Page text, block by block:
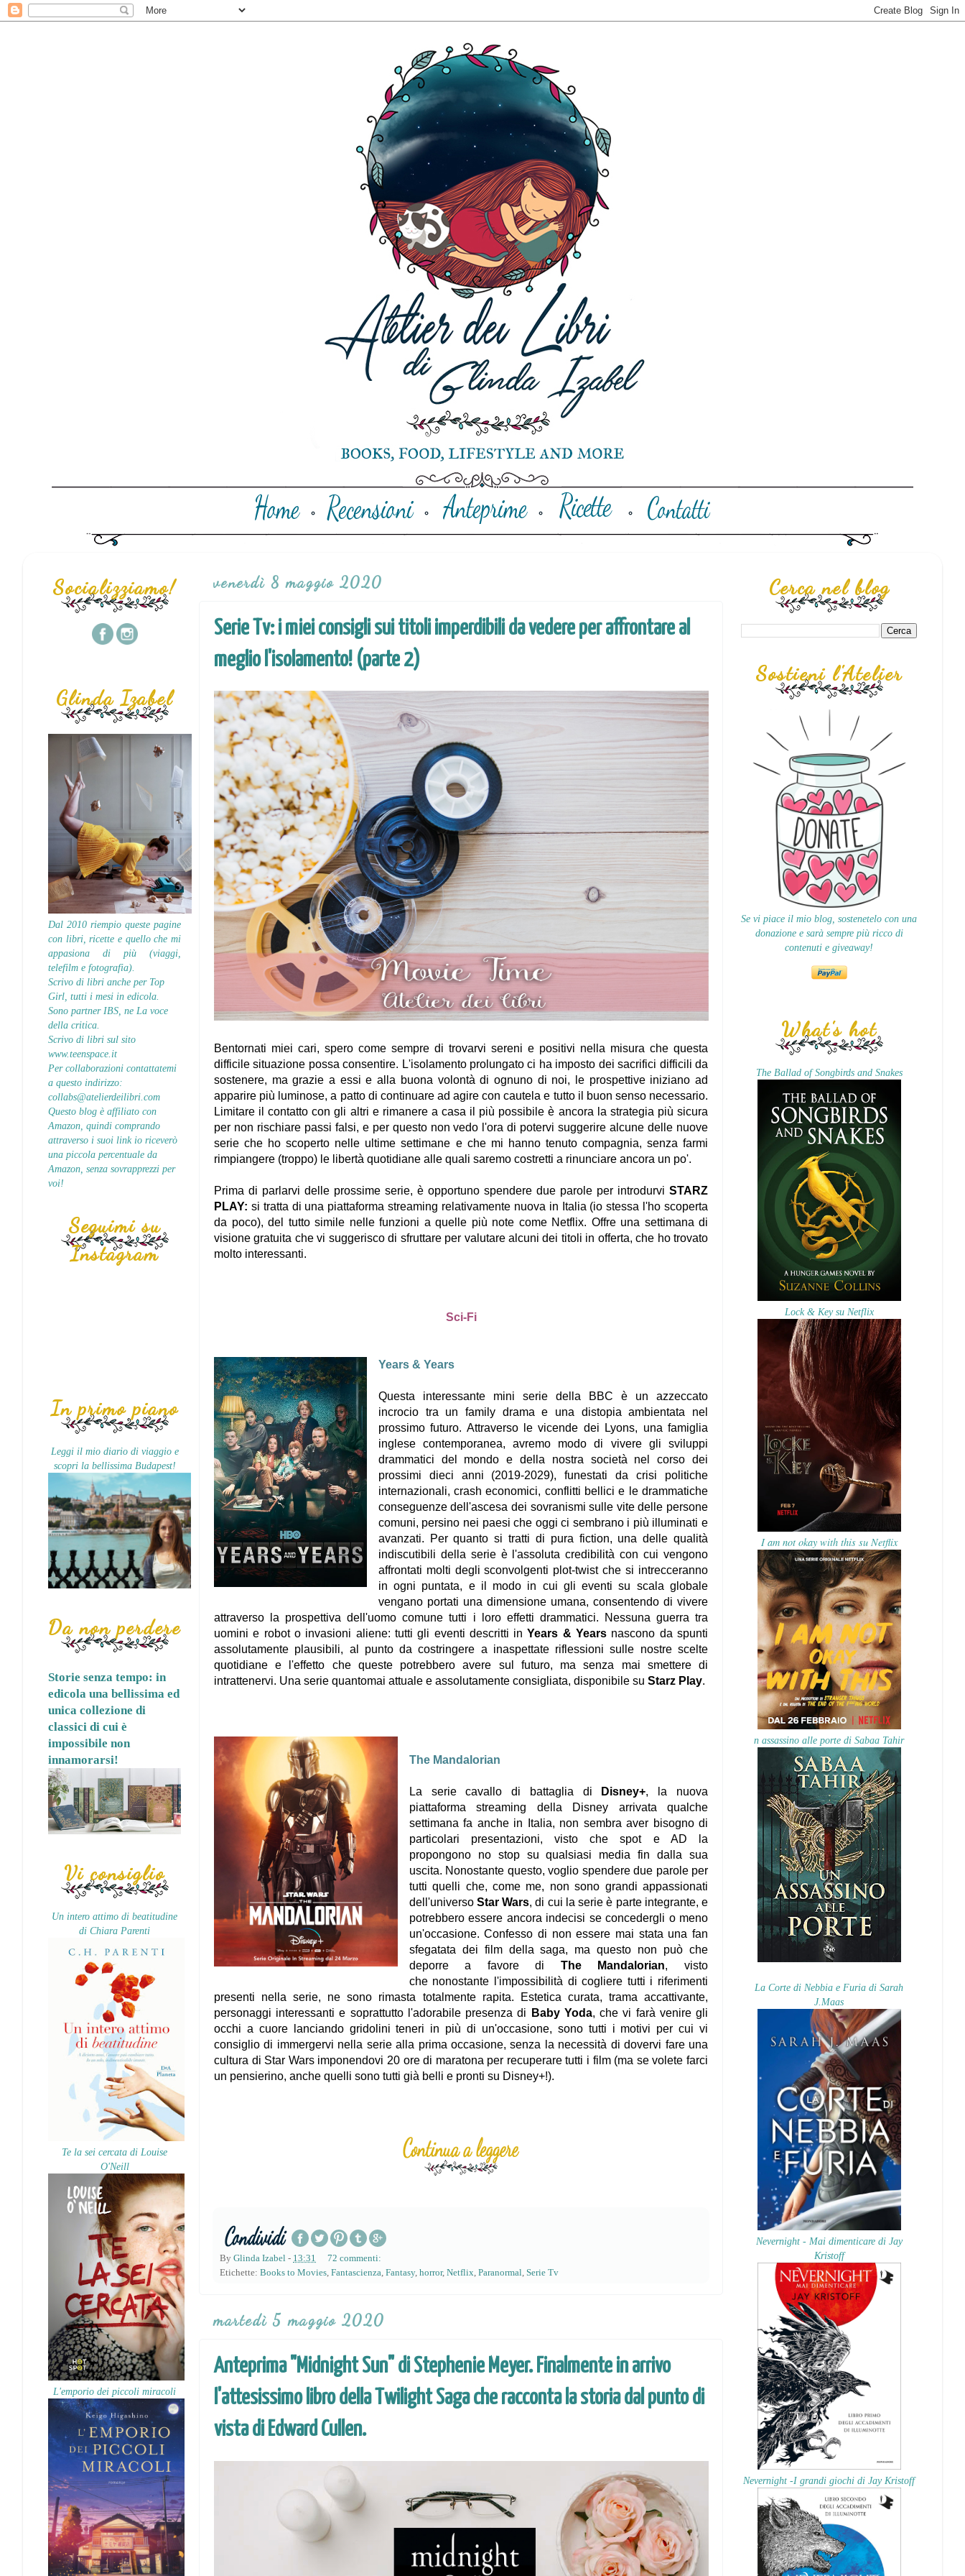
venerdì 8 maggio 2020
Serie Tv: i miei consigli sui titoli imperdibili da vedere per affrontare al
meglio l'isolamento! (parte 2)
Bentornati miei cari, spero come sempre di trovarvi sereni e positivi nella misura che questa
difficile situazione possa consentire. L'isolamento prolungato ci ha imposto dei sacrifici difficili da
sostenere, ma grazie a essi e alla buona volontà di ognuno di noi, le prospettive iniziano ad
apparire più luminose, a patto di continuare ad agire con cautela e tutto il buon senso necessario.
Limitare il contatto con gli altri e rimanere a casa il più possibile è ancora la strategia più sicura
per non rischiare passi falsi, e per questo non vedo l'ora di potervi suggerire alcune delle nuove
serie che ho scoperto nelle ultime settimane e che mi hanno tenuto compagnia, senza farmi
rimpiangere (troppo) le libertà quotidiane alle quali saremo costretti a rinunciare ancora un po'.
Prima di parlarvi delle prossime serie, è opportuno spendere due parole per introdurvi STARZ
PLAY: si tratta di una piattaforma streaming relativamente nuova in Italia (io stessa l'ho scoperta
da poco), del tutto simile nelle funzioni a quelle più note come Netflix. Offre una settimana di
visione gratuita che vi suggerisco di sfruttare per valutare alcuni dei titoli in offerta, che ho trovato
molto interessanti.
Sci-Fi
Years & Years
Questa interessante mini serie della BBC è un azzeccato
incrocio tra un family drama e una distopia ambientata nel
prossimo futuro. Attraverso le vicende dei Lyons, una famiglia
inglese contemporanea, avremo modo di vivere gli sviluppi
drammatici del mondo e della nostra società nel corso dei
prossimi dieci anni (2019-2029), funestati da crisi politiche
internazionali, crash economici, conflitti bellici e le drammatiche
conseguenze dell'ascesa dei sovranismi sulle vite delle persone
comuni, persino nei paesi che oggi ci sembrano i più illuminati e
avanzati. Per quanto si tratti di pura fiction, una delle qualità
indiscutibili della serie è l'assoluta credibilità con cui vengono
affrontati molti degli sconvolgenti plot-twist che si intrecceranno
in ogni puntata, e il modo in cui gli eventi su scala globale
vengano portati una dimensione umana, consentendo di vivere
attraverso la prospettiva dell'uomo comune tutti i loro effetti drammatici. Nessuna guerra tra
uomini e robot o invasioni aliene: tutti gli eventi descritti inYears & Years nascono da spunti
assolutamente plausibili, al punto da costringere a inaspettate riflessioni sulle nostre scelte
quotidiane e l'effetto che queste potrebbero avere sul futuro, ma senza mai smettere di
intrattenervi. Una serie quantomai attuale e assolutamente consigliata, disponibile su Starz Play.
The Mandalorian
La serie cavallo di battaglia di Disney+, la nuova
piattaforma streaming della Disney arrivata qualche
settimana fa anche in Italia, non sembra aver bisogno di
particolari presentazioni, visto che spot e AD la
propongono no stop su qualsiasi media fin dalla sua
uscita. Nonostante questo, voglio spendere due parole per
tutti quelli che, come me, non sono grandi appassionati
dell'universoStar Wars, di cui la serie è parte integrante, e
potrebbero essere ancora indecisi se concedergli o meno
un'occasione. Confesso di non essere mai stata una fan
sfegatata dei film della saga, ma questo non può che
deporre a favore di The Mandalorian, visto
che nonostante l'impossibilità di cogliere tutti i riferimenti
presenti nella serie, ne sono rimasta totalmente rapita. Estetica curata, trama accattivante,
personaggi interessanti e soprattutto l'adorabile presenza di
Baby Yoda, che vi farà venire gli
occhi a cuore lanciando gridolini teneri in più di un'occasione, sono tutti i motivi per cui vi
consiglio di immergervi nella serie alla prima occasione, senza la necessità di dovervi fare una
cultura di Star Wars imponendovi 20 ore di maratona per recuperare tutti i film (ma se volete farci
un pensierino, anche quelli sono tutti già belli e pronti su Disney+!).
By Glinda Izabel - 13:31
72 commenti:
Etichette: Books to Movies, Fantascienza, Fantasy, horror, Netflix, Paranormal, Serie Tv
martedì 5 maggio 2020
Anteprima "Midnight Sun" di Stephenie Meyer. Finalmente in arrivo
l'attesissimo libro della Twilight Saga che racconta la storia dal punto di
vista di Edward Cullen.
Socializziamo!
Glinda Izabel
Dal 2010 riempio queste pagine
con libri, ricette e quello che mi
appasiona di più (viaggi,
telefilm e fotografia).
Scrivo di libri anche per Top
Girl, tutti i mesi in edicola.
Sono partner IBS, ne La voce
della critica.
Scrivo di libri sul sito
www.teenspace.it
Per collaborazioni contattatemi
a questo indirizzo:
collabs@atelierdeilibri.com
Questo blog è affiliato con
Amazon, quindi comprando
attraverso i suoi link io riceverò
una piccola percentuale da
Amazon, senza sovrapprezzi per
voi!
Seguimi su
Instagram
In primo piano
Leggi il mio diario di viaggio e
scopri la bellissima Budapest!
Da non perdere
Storie senza tempo: in
edicola una bellissima ed
unica collezione di
classici di cui è
impossibile non
innamorarsi!
Vi consiglio
Un intero attimo di beatitudine
di Chiara Parenti
Te la sei cercata di Louise
O'Neill
L'emporio dei piccoli miracoli
Cerca nel blog
Sostieni l'Atelier
Se vi piace il mio blog, sostenetelo con una
donazione e sarà sempre più ricco di
contenuti e giveaway!
What's hot
The Ballad of Songbirds and Snakes
Lock & Key su Netflix
I am not okay with this su Netflix
n assassino alle porte di Sabaa Tahir
La Corte di Nebbia e Furia di Sarah
J.Maas
Nevernight - Mai dimenticare di Jay
Kristoff
Nevernight -I grandi giochi di Jay Kristoff